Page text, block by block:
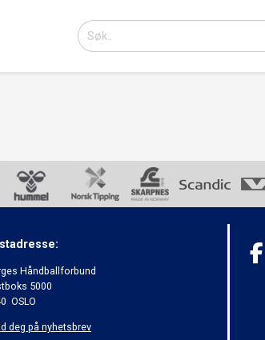
Håndballforbund
5000
OSLO
deg på nyhetsbrev